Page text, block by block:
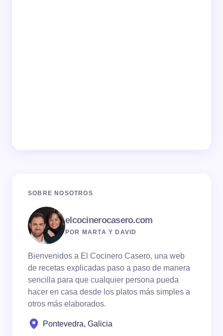
SOBRE NOSOTROS
elcocinerocasero.com
POR MARTA Y DAVID
Bienvenidos a El Cocinero Casero, una web
de recetas explicadas paso a paso de manera
sencilla para que cualquier persona pueda
hacer en casa desde los platos más simples a
otros más elaborados.
Pontevedra, Galicia